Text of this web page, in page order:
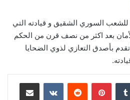
للشعب السوري الشقيق و قيادته التي
بعد اكثر من نصف قرن من الحكم
بأصدق التعازي لذوي الضحايا
بينتيريست مشاركة عبر البريد